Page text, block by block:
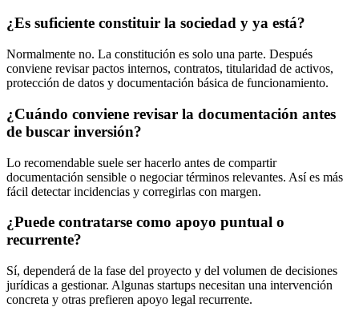
¿Es suficiente constituir la sociedad y ya está?
Normalmente no. La constitución es solo una parte. Después
conviene revisar pactos internos, contratos, titularidad de activos,
protección de datos y documentación básica de funcionamiento.
¿Cuándo conviene revisar la documentación antes
de buscar inversión?
Lo recomendable suele ser hacerlo antes de compartir
documentación sensible o negociar términos relevantes. Así es más
fácil detectar incidencias y corregirlas con margen.
¿Puede contratarse como apoyo puntual o
recurrente?
Sí, dependerá de la fase del proyecto y del volumen de decisiones
jurídicas a gestionar. Algunas startups necesitan una intervención
concreta y otras prefieren apoyo legal recurrente.